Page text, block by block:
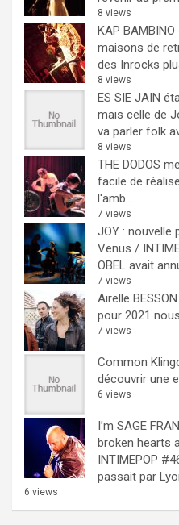
8 views
KAP
maisons de
des Inrocks
8 views
ES SIE JAIN
mais celle de
va parler folk
8 views
THE DODOS
facile de
l'amb...
7 views
JOY : nouvelle
Venus /
OBEL avait
7 views
Airelle
pour 2021
7 views
Common
découvrir une
6 views
I’m SAGE
broken hearts
INTIMEPOP
passait par
6 views